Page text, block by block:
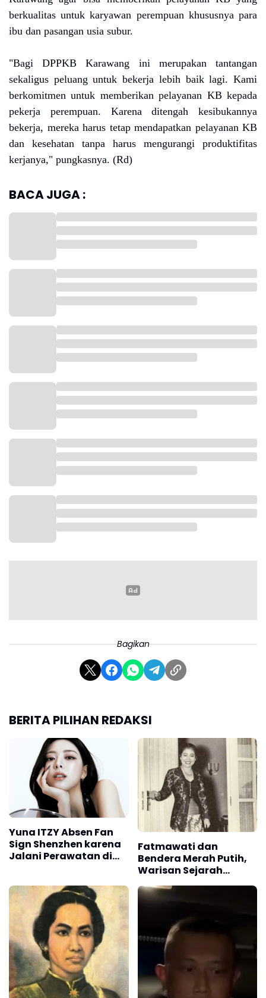
berkualitas untuk karyawan perempuan khususnya para
ibu dan pasangan usia subur.
"Bagi DPPKB Karawang ini merupakan tantangan
sekaligus peluang untuk bekerja lebih baik lagi. Kami
berkomitmen untuk memberikan pelayanan KB kepada
pekerja perempuan. Karena ditengah kesibukannya
bekerja, mereka harus tetap mendapatkan pelayanan KB
dan kesehatan tanpa harus mengurangi produktifitas
kerjanya," pungkasnya. (Rd)
BACA JUGA :
Bagikan
BERITA PILIHAN REDAKSI
Yuna ITZY Absen Fan
Sign Shenzhen karena
Jalani Perawatan di
Fatmawati dan
Bendera Merah Putih,
Warisan Sejarah
Indonesia yang Tak
Tergantikan